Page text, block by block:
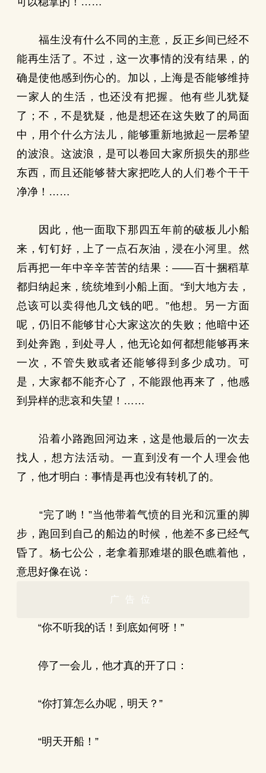
福生没有什么不同的主意，反正乡间已经不
能再生活了。不过，这一次事情的没有结果，的
确是使他感到伤心的。加以，上海是否能够维持
一家人的生活，也还没有把握。他有些儿犹疑
了；不，不是犹疑，他是想还在这失败了的局面
中，用个什么方法儿，能够重新地掀起一层希望
的波浪。这波浪，是可以卷回大家所损失的那些
东西，而且还能够替大家把吃人的人们卷个干干
净净！……
因此，他一面取下那四五年前的破板儿小船
来，钉钉好，上了一点石灰油，浸在小河里。然
后再把一年中辛辛苦苦的结果：——百十捆稻草
都归纳起来，统统堆到小船上面。“到大地方去，
总该可以卖得他几文钱的吧。”他想。另一方面
呢，仍旧不能够甘心大家这次的失败；他暗中还
到处奔跑，到处寻人，他无论如何都想能够再来
一次，不管失败或者还能够得到多少成功。可
是，大家都不能齐心了，不能跟他再来了，他感
到异样的悲哀和失望！……
沿着小路跑回河边来，这是他最后的一次去
找人，想方法活动。一直到没有一个人理会他
了，他才明白：事情是再也没有转机了的。
“完了哟！”当他带着气愤的目光和沉重的脚
步，跑回到自己的船边的时候，他差不多已经气
昏了。杨七公公，老拿着那难堪的眼色瞧着他，
意思好像在说：
广告位
“你不听我的话！到底如何呀！”
停了一会儿，他才真的开了口：
“你打算怎么办呢，明天？”
“明天开船！”